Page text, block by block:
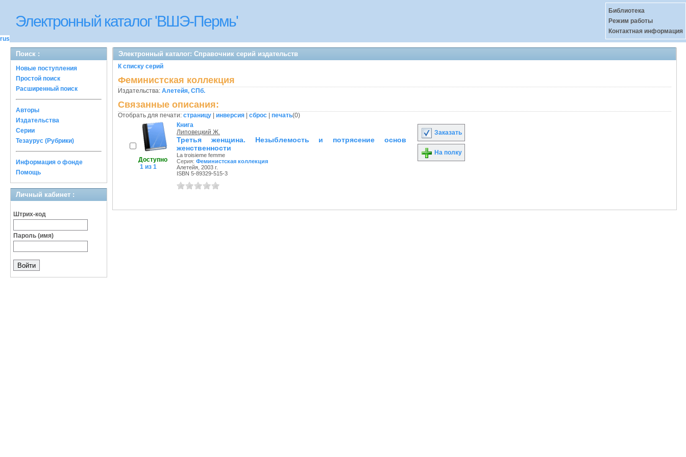
Электронный каталог 'ВШЭ-Пермь'
rus
Библиотека
Режим работы
Контактная информация
Поиск :
Новые поступления
Простой поиск
Расширенный поиск
Авторы
Издательства
Серии
Тезаурус (Рубрики)
Информация о фонде
Помощь
Личный кабинет :
Штрих-код
Пароль (имя)
Электронный каталог: Справочник серий издательств
К списку серий
Феминистская коллекция
Издательства: Алетейя, СПб.
Связанные описания:
Отобрать для печати: страницу инверсия сброс печать(0)
Доступно
1 из 1
Книга
Липовецкий Ж.
Третья женщина. Незыблемость и потрясение основ
женственности
La troisieme femme
Серия: Феминистская коллекция
Алетейя, 2003 г.
ISBN 5-89329-515-3
Заказать
На полку